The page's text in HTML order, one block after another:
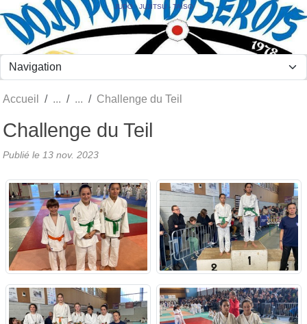
JUDO - JUJITSU - TAÏSO
Accueil Challenge du Teil
Challenge du Teil
Publié le 13 nov. 2023
Panneau de gestion des cookies